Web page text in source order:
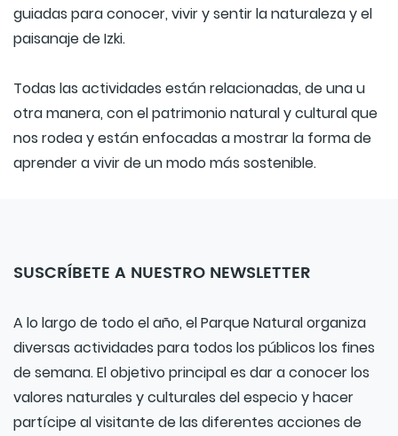
guiadas para conocer, vivir y sentir la naturaleza y el
paisanaje de Izki.
Todas las actividades están relacionadas, de una u
otra manera, con el patrimonio natural y cultural que
nos rodea y están enfocadas a mostrar la forma de
aprender a vivir de un modo más sostenible.
SUSCRÍBETE A NUESTRO NEWSLETTER
A lo largo de todo el año, el Parque Natural organiza
diversas actividades para todos los públicos los fines
de semana. El objetivo principal es dar a conocer los
valores naturales y culturales del especio y hacer
partícipe al visitante de las diferentes acciones de